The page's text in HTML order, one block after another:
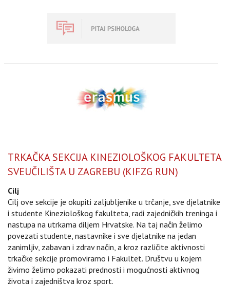
TRKAČKA SEKCIJA KINEZIOLOŠKOG FAKULTETA
SVEUČILIŠTA U ZAGREBU (KIFZG RUN)
Cilj
Cilj ove sekcije je okupiti zaljubljenike u trčanje, sve djelatnike
i studente Kineziološkog fakulteta, radi zajedničkih treninga i
nastupa na utrkama diljem Hrvatske. Na taj način želimo
povezati studente, nastavnike i sve djelatnike na jedan
zanimljiv, zabavan i zdrav način, a kroz različite aktivnosti
trkačke sekcije promoviramo i Fakultet. Društvu u kojem
živimo želimo pokazati prednosti i mogućnosti aktivnog
života i zajedništva kroz sport.